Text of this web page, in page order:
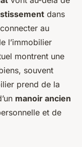
dans
au
l’immobilier
montrent une
souvent
prend de la
manoir ancien
et de